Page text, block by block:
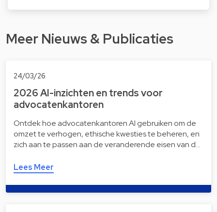
Meer Nieuws & Publicaties
24/03/26
2026 AI-inzichten en trends voor
advocatenkantoren
Ontdek hoe advocatenkantoren AI gebruiken om de
omzet te verhogen, ethische kwesties te beheren, en
zich aan te passen aan de veranderende eisen van d…
Lees Meer